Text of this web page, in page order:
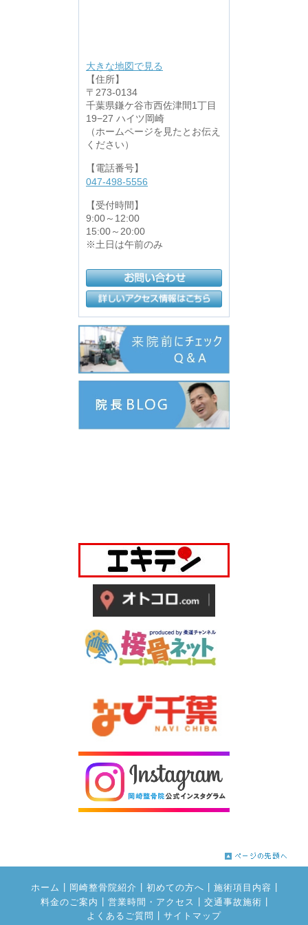
大きな地図で見る
【住所】
〒273-0134
千葉県鎌ケ谷市西佐津間1丁目
19−27 ハイツ岡崎
（ホームページを見たとお伝え
ください）
【電話番号】
047-498-5556
【受付時間】
9:00～12:00
15:00～20:00
※土日は午前のみ
ホーム 岡崎整骨院紹介 初めての方へ 施術項目内容
料金のご案内
営業時間・アクセス 交通事故施術
よくあるご質問
サイトマップ